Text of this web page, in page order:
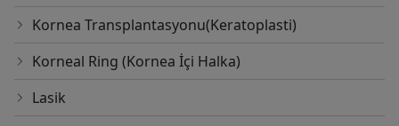
Kornea Transplantasyonu(Keratoplasti)
Korneal Ring (Kornea İçi Halka)
Lasik